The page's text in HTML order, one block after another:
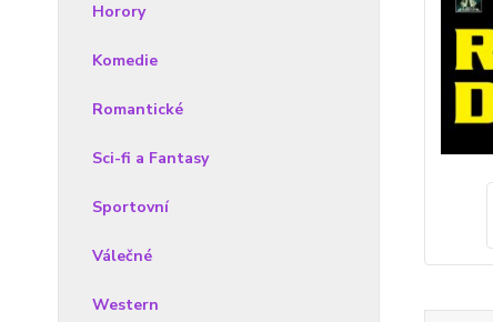
Horory
Komedie
Romantické
Sci-fi a Fantasy
Sportovní
Válečné
Western